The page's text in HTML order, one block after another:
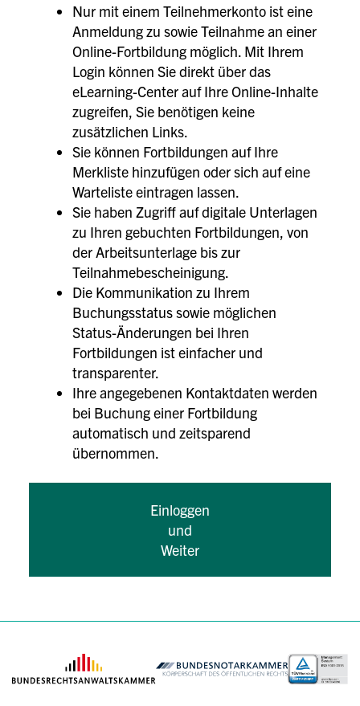
Nur mit einem Teilnehmerkonto ist eine
Anmeldung zu sowie Teilnahme an einer
Online-Fortbildung möglich. Mit Ihrem
Login können Sie direkt über das
eLearning-Center auf Ihre Online-Inhalte
zugreifen, Sie benötigen keine
zusätzlichen Links.
Sie können Fortbildungen auf Ihre
Merkliste hinzufügen oder sich auf eine
Warteliste eintragen lassen.
Sie haben Zugriff auf digitale Unterlagen
zu Ihren gebuchten Fortbildungen, von
der Arbeitsunterlage bis zur
Teilnahmebescheinigung.
Die Kommunikation zu Ihrem
Buchungsstatus sowie möglichen
Status-Änderungen bei Ihren
Fortbildungen ist einfacher und
transparenter.
Ihre angegebenen Kontaktdaten werden
bei Buchung einer Fortbildung
automatisch und zeitsparend
übernommen.
Einloggen
und
Weiter